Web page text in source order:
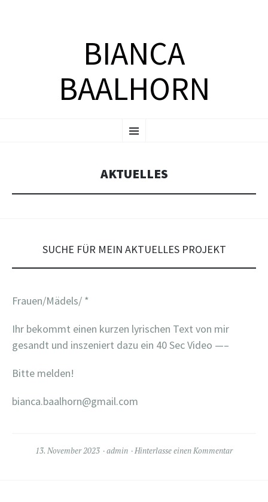
BIANCA
BAALHORN
Menü
INHALT
AKTUELLES
SUCHE FÜR MEIN AKTUELLES PROJEKT
Frauen/Mädels/ *
Ihr bekommt einen kurzen lyrischen Text von mir
gesandt und inszeniert dazu ein 40 Sec Video —–
Bitte melden!
bianca.baalhorn@gmail.com
13. November 2023 admin Hinterlasse einen Kommentar